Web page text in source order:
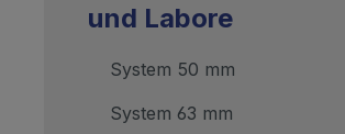
und Labore
System 50 mm
System 63 mm